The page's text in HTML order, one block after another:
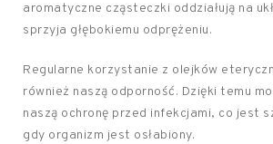
aromatyczne cząsteczki oddziałują na
sprzyja głębokiemu odprężeniu.
Regularne korzystanie z olejków
również naszą odporność. Dzięki temu
naszą ochronę przed infekcjami, co jest
gdy organizm jest osłabiony.